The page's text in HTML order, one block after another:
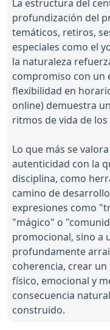
La estructura del
profundización del
temáticos, retiros,
especiales como el
la naturaleza
compromiso con un
flexibilidad en
online) demuestra
ritmos de vida de
Lo que más se
autenticidad con la
disciplina, como
camino de
expresiones como
"mágico" o
promocional, sino a
profundamente
coherencia, crear
físico, emocional y
consecuencia
construido.